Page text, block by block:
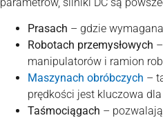
Prasach – gdzie
Robotach przemysłowych
manipulatorów i ramion
Maszynach obróbczych –
prędkości jest kluczowa
Taśmociągach –